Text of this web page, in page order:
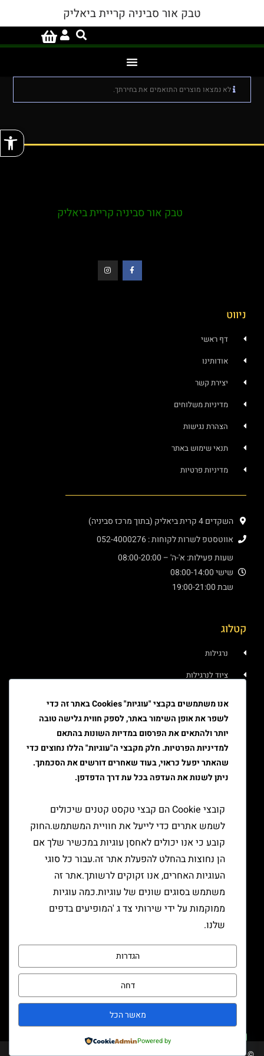
טבק אור סביניה קריית ביאליק
לא נמצאו מוצרים התואמים את בחירתך.
טבק אור סביניה קריית ביאליק
ניווט
דף ראשי
אודותינו
יצירת קשר
מדיניות משלוחים
הצהרת נגישות
תנאי שימוש באתר
מדיניות פרטיות
השקדים 4 קרית ביאליק (בתוך מרכז סביניה)
אווטסטפ לשרות לקוחות : 052-4000276
שעות פעילות: א'-ה' – 08:00-20:00
שישי 08:00-14:00
שבת 19:00-21:00
קטלוג
נרגילות
ציוד לנרגילות
טבק
ציוד למעשן
יצירת קשר
שליחה
אנו משתמשים בקבצי "עוגיות" Cookies באתר זה כדי
לשפר את אופן השימור באתר, לספק חווית גלישה טובה
יותר ולהתאים את הפרסום במדיות השונות בהתאם
למדיניות הפרטיות. חלק מקבצי ה"עוגיות" הללו נחוצים כדי
שהאתר יפעל כראוי, בעוד שאחרים דורשים את הסכמתך.
ניתן לשנות את העדפה בכל עת דרך הדפדפן.
קובצי Cookie הם קבצי טקסט קטנים שיכולים
לשמש אתרים כדי לייעל את חוויית המשתמש.החוק
קובע כי אנו יכולים לאחסן עוגיות במכשיר שלך אם
הן נחוצות בהחלט להפעלת אתר זה.עבור כל סוגי
העוגיות האחרים, אנו זקוקים לרשותך.אתר זה
משתמש בסוגים שונים של עוגיות.כמה עוגיות
ממוקמות על ידי שירותי צד ג 'המופיעים בדפים
שלנו.
הגדרות
דחה
מאשר הכל
Powered byצרו קשר